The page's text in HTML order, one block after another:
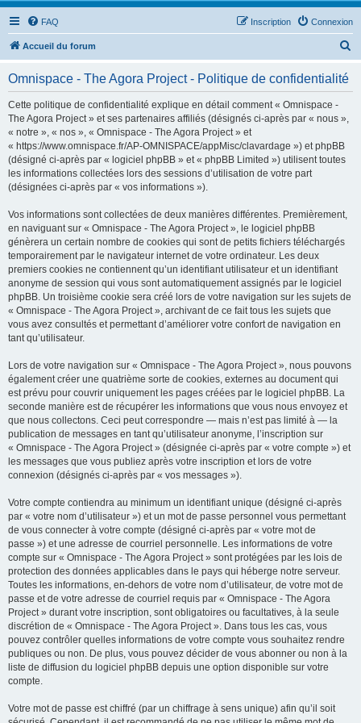
FAQ Connexion
Inscription
Accueil du forum
Omnispace - The Agora Project - Politique de confidentialité
Cette politique de confidentialité explique en détail comment « Omnispace -
The Agora Project » et ses partenaires affiliés (désignés ci-après par « nous »,
« notre », « nos », « Omnispace - The Agora Project » et
« https://www.omnispace.fr/AP-OMNISPACE/appMisc/clavardage ») et phpBB
(désigné ci-après par « logiciel phpBB » et « phpBB Limited ») utilisent toutes
les informations collectées lors des sessions d’utilisation de votre part
(désignées ci-après par « vos informations »).
Vos informations sont collectées de deux manières différentes. Premièrement,
en naviguant sur « Omnispace - The Agora Project », le logiciel phpBB
génèrera un certain nombre de cookies qui sont de petits fichiers téléchargés
temporairement par le navigateur internet de votre ordinateur. Les deux
premiers cookies ne contiennent qu’un identifiant utilisateur et un identifiant
anonyme de session qui vous sont automatiquement assignés par le logiciel
phpBB. Un troisième cookie sera créé lors de votre navigation sur les sujets de
« Omnispace - The Agora Project », archivant de ce fait tous les sujets que
vous avez consultés et permettant d’améliorer votre confort de navigation en
tant qu’utilisateur.
Lors de votre navigation sur « Omnispace - The Agora Project », nous pouvons
également créer une quatrième sorte de cookies, externes au document qui
est prévu pour couvrir uniquement les pages créées par le logiciel phpBB. La
seconde manière est de récupérer les informations que vous nous envoyez et
que nous collectons. Ceci peut correspondre — mais n’est pas limité à — la
publication de messages en tant qu’utilisateur anonyme, l’inscription sur
« Omnispace - The Agora Project » (désignée ci-après par « votre compte ») et
les messages que vous publiez après votre inscription et lors de votre
connexion (désignés ci-après par « vos messages »).
Votre compte contiendra au minimum un identifiant unique (désigné ci-après
par « votre nom d’utilisateur ») et un mot de passe personnel vous permettant
de vous connecter à votre compte (désigné ci-après par « votre mot de
passe ») et une adresse de courriel personnelle. Les informations de votre
compte sur « Omnispace - The Agora Project » sont protégées par les lois de
protection des données applicables dans le pays qui héberge notre serveur.
Toutes les informations, en-dehors de votre nom d’utilisateur, de votre mot de
passe et de votre adresse de courriel requis par « Omnispace - The Agora
Project » durant votre inscription, sont obligatoires ou facultatives, à la seule
discrétion de « Omnispace - The Agora Project ». Dans tous les cas, vous
pouvez contrôler quelles informations de votre compte vous souhaitez rendre
publiques ou non. De plus, vous pouvez décider de vous abonner ou non à la
liste de diffusion du logiciel phpBB depuis une option disponible sur votre
compte.
Votre mot de passe est chiffré (par un chiffrage à sens unique) afin qu’il soit